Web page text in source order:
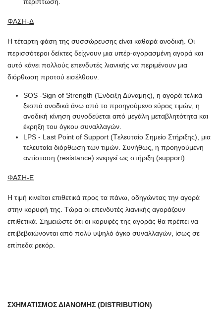
ΦΑΣΗ-Δ
Η τέταρτη φάση της συσσώρευσης είναι καθαρά ανοδική. Οι
περισσότεροι δείκτες δείχνουν μια υπέρ-αγορασμένη αγορά και
αυτό κάνει πολλούς επενδυτές λιανικής να περιμένουν μια
διόρθωση προτού εισέλθουν.
SOS -Sign of Strength (Ένδειξη Δύναμης), η αγορά τελικά
ξεσπά ανοδικά άνω από το προηγούμενο εύρος τιμών, η
ανοδική κίνηση συνοδεύεται από μεγάλη μεταβλητότητα και
έκρηξη του όγκου συναλλαγών.
LPS - Last Point of Support (Tελευταίο Σημείο Στήριξης), μια
τελευταία διόρθωση των τιμών. Συνήθως, η προηγούμενη
αντίσταση (resistance) ενεργεί ως στήριξη (support).
ΦΑΣΗ-Ε
Η τιμή κινείται επιθετικά προς τα πάνω, οδηγώντας την αγορά
στην κορυφή της. Τώρα οι επενδυτές λιανικής αγοράζουν
επιθετικά. Σημειώστε ότι οι κορυφές της αγοράς θα πρέπει να
επιβεβαιώνονται από πολύ υψηλό όγκο συναλλαγών, ίσως σε
επίπεδα ρεκόρ.
ΣΧΗΜΑΤΙΣΜΟΣ ΔΙΑΝΟΜΗΣ (DISTRIBUTION)